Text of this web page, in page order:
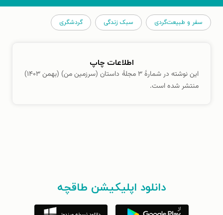
سفر و طبیعت‌گردی سبک زندگی گردشگری
اطلاعات چاپ
این نوشته در شمارهٔ ۳ مجلهٔ داستان (سرزمین من) (بهمن ۱۴۰۳)
منتشر شده است.
دانلود اپلیکیشن طاقچه